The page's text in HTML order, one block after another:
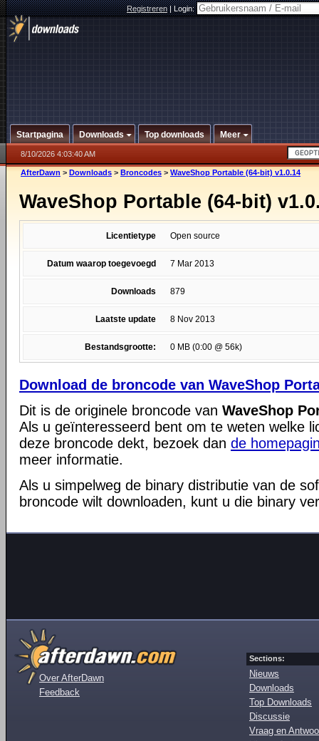
Registreren|Login:
Startpagina Downloads Top downloads Meer
8/10/2026 4:03:40 AM
AfterDawn > Downloads > Broncodes > WaveShop Portable (64-bit) v1.0.14
WaveShop Portable (64-bit)
Licentietype Open source
Datum waarop toegevoegd 7 Mar 2013
Downloads 879
Laatste update 8 Nov 2013
Bestandsgrootte: 0 MB (0:00 @ 56k)
Download de broncode van WaveShop
Dit is de originele broncode van WaveShop
Als u geïnteresseerd bent om te weten welke
deze broncode dekt, bezoek dan de
meer informatie.
Als u simpelweg de binary distributie van de
broncode wilt downloaden, kunt u die binary
Over AfterDawn
Feedback
Sections:
Nieuws
Downloads
Top Downloads
Discussie
Vraag en